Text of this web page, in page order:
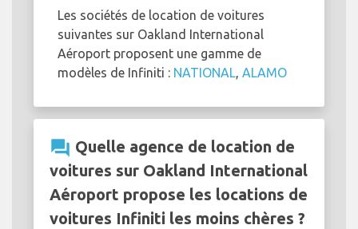
Les sociétés de location de voitures
suivantes sur Oakland International
Aéroport proposent une gamme de
modèles de Infiniti : NATIONAL, ALAMO
question_answer Quelle agence de location de
voitures sur Oakland International
Aéroport propose les locations de
voitures Infiniti les moins chères ?